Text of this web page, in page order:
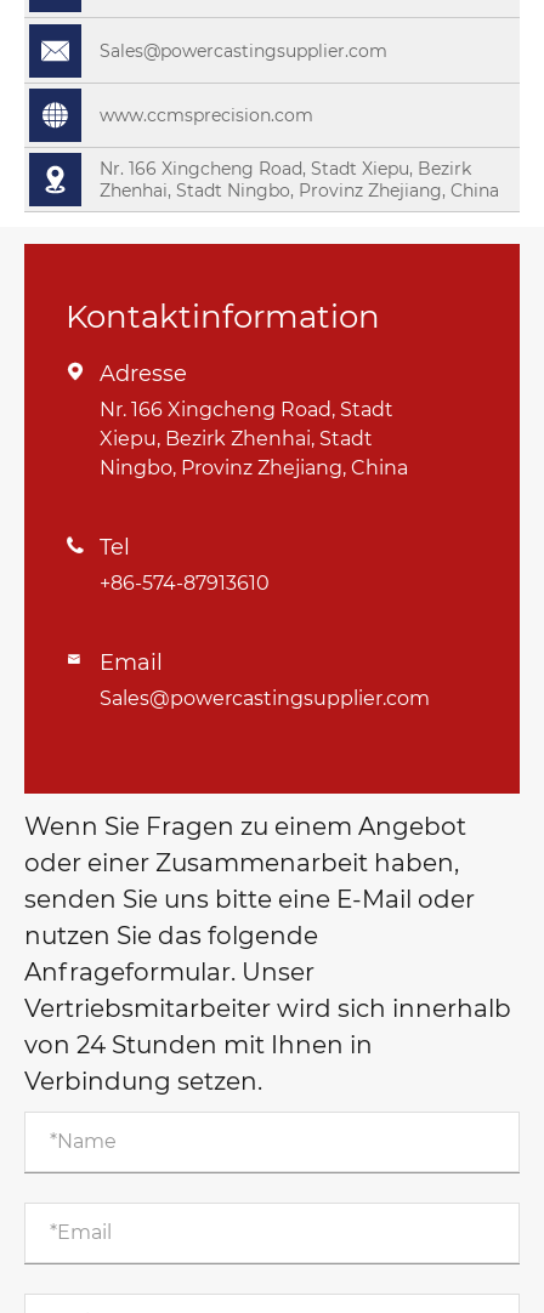
Sales@powercastingsupplier.com
www.ccmsprecision.com
Nr. 166 Xingcheng Road, Stadt Xiepu, Bezirk
Zhenhai, Stadt Ningbo, Provinz Zhejiang, China
Kontaktinformation
 Adresse
Nr. 166 Xingcheng Road, Stadt
Xiepu, Bezirk Zhenhai, Stadt
Ningbo, Provinz Zhejiang, China
 Tel
+86-574-87913610
 Email
Sales@powercastingsupplier.com
Wenn Sie Fragen zu einem Angebot
oder einer Zusammenarbeit haben,
senden Sie uns bitte eine E-Mail oder
nutzen Sie das folgende
Anfrageformular. Unser
Vertriebsmitarbeiter wird sich innerhalb
von 24 Stunden mit Ihnen in
Verbindung setzen.